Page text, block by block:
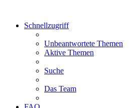
Schnellzugriff
Unbeantwortete Themen
Aktive Themen
Suche
Das Team